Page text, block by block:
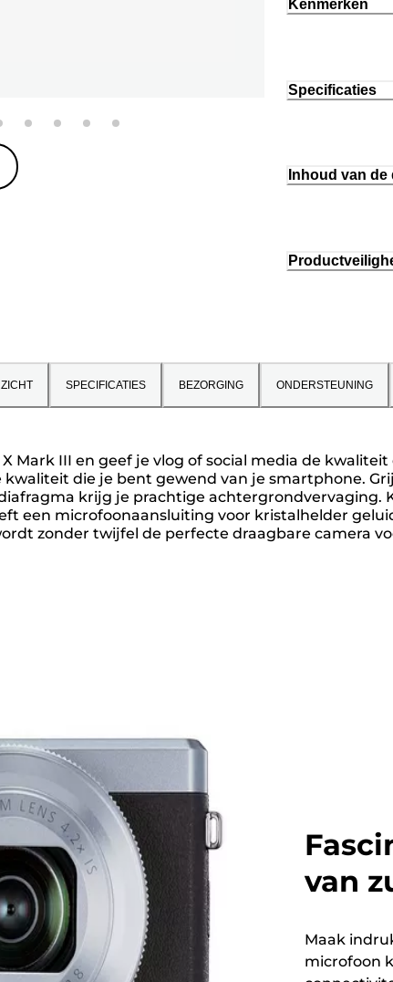
Kenmerken
Specificaties
Inhoud van de
SPECIFICATIES BEZORGING ONDERSTEUNING
Mark III en geef je vlog of social media de
die je bent gewend van je smartphone.
krijg je prachtige
een microfoonaansluiting voor kristalhelder
zonder twijfel de perfecte draagbare camera
van
Maak
microfoon